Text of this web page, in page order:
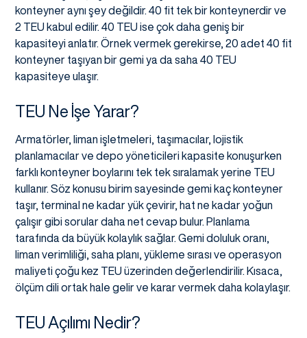
konteyner aynı şey değildir. 40 fit tek bir konteynerdir ve
2 TEU kabul edilir. 40 TEU ise çok daha geniş bir
kapasiteyi anlatır. Örnek vermek gerekirse, 20 adet 40 fit
konteyner taşıyan bir gemi ya da saha 40 TEU
kapasiteye ulaşır.
TEU Ne İşe Yarar?
Armatörler, liman işletmeleri, taşımacılar, lojistik
planlamacılar ve depo yöneticileri kapasite konuşurken
farklı konteyner boylarını tek tek sıralamak yerine TEU
kullanır. Söz konusu birim sayesinde gemi kaç konteyner
taşır, terminal ne kadar yük çevirir, hat ne kadar yoğun
çalışır gibi sorular daha net cevap bulur. Planlama
tarafında da büyük kolaylık sağlar. Gemi doluluk oranı,
liman verimliliği, saha planı, yükleme sırası ve operasyon
maliyeti çoğu kez TEU üzerinden değerlendirilir. Kısaca,
ölçüm dili ortak hale gelir ve karar vermek daha kolaylaşır.
TEU Açılımı Nedir?